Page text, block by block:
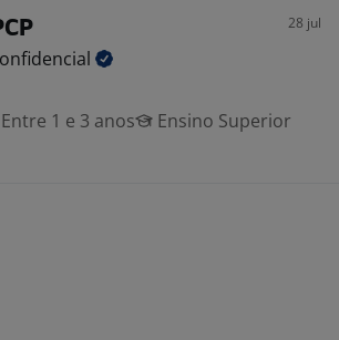
28 jul
Entre 1 e 3 anos
Ensino Superior